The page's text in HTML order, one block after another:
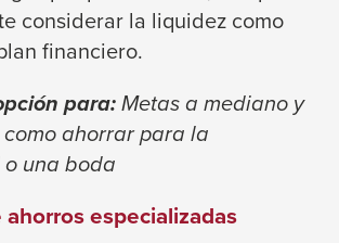
considerar la liquidez como
financiero.
para:Metas a mediano y
ahorrar para la
una boda
especializadas